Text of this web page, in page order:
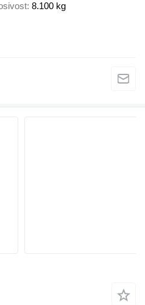
8.100 kg